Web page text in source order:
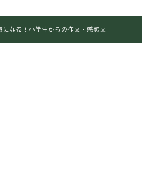
なる！小学生からの作文・感想文